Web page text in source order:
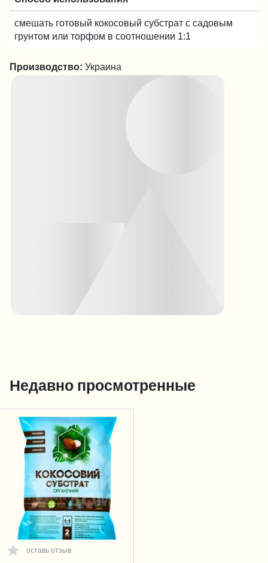
смешать готовый кокосовый субстрат с садовым
грунтом или торфом в соотношении 1:1
Производство: Украина
Недавно просмотренные
оставь отзыв